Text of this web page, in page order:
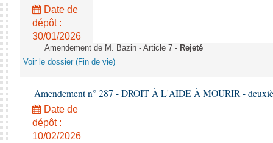
Dossiers législatifs
Budget et sécurité sociale
Questions écrites et orales
Date de
dépôt :
30/01/2026
Amendement de M. Bazin - Article 7 - Rejeté
Voir le dossier (Fin de vie)
Amendement n° 287 - DROIT À L'AIDE À MOURIR -
Date de
dépôt :
10/02/2026